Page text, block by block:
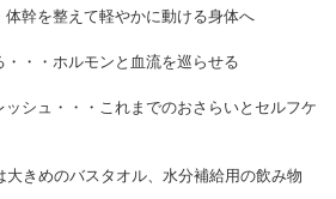
幹を整えて軽やかに動ける身体へ
・・ホルモンと血流を巡らせる
シュ・・・これまでのおさらいとセルフケ
きめのバスタオル、水分補給用の飲み物